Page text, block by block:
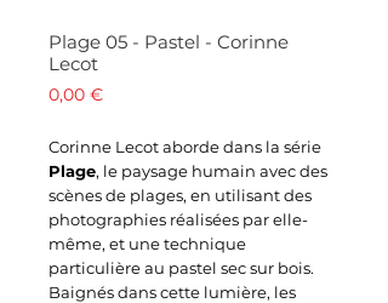
Plage 05 - Pastel - Corinne
Lecot
0,00 €Prix
Corinne Lecot aborde dans la série
Plage, le paysage humain avec des
scènes de plages, en utilisant des
photographies réalisées par elle-
même, et une technique
particulière au pastel sec sur bois.
Baignés dans cette lumière, les